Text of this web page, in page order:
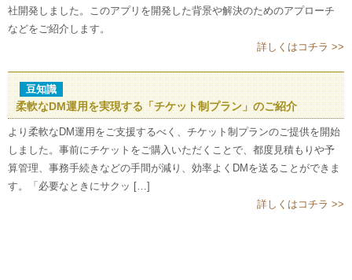
社開発しました。このアプリを開発した背景や解決のためのアプローチ
などをご紹介します。
詳しくはコチラ >>
豆知識
柔軟なDM運用を実現する「チケット制プラン」のご紹介
より柔軟なDM運用をご支援するべく、チケット制プランのご提供を開始
しました。事前にチケットをご購入いただくことで、都度見積もりや予
算管理、事務手続きなどの手間が減り、効率よくDMを送ることができま
す。「必要なときにサクッ […]
詳しくはコチラ >>